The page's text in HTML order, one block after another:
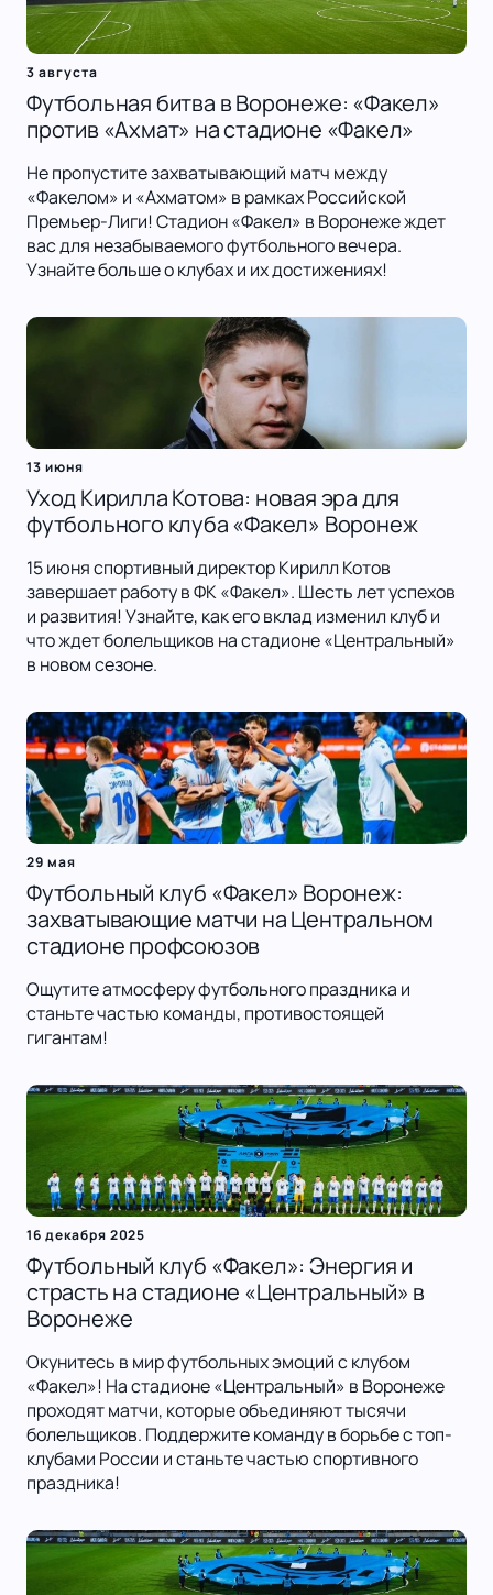
3 августа
Футбольная битва в Воронеже: «Факел»
против «Ахмат» на стадионе «Факел»
Не пропустите захватывающий матч между
«Факелом» и «Ахматом» в рамках Российской
Премьер-Лиги! Стадион «Факел» в Воронеже ждет
вас для незабываемого футбольного вечера.
Узнайте больше о клубах и их достижениях!
13 июня
Уход Кирилла Котова: новая эра для
футбольного клуба «Факел» Воронеж
15 июня спортивный директор Кирилл Котов
завершает работу в ФК «Факел». Шесть лет успехов
и развития! Узнайте, как его вклад изменил клуб и
что ждет болельщиков на стадионе «Центральный»
в новом сезоне.
29 мая
Футбольный клуб «Факел» Воронеж:
захватывающие матчи на Центральном
стадионе профсоюзов
Ощутите атмосферу футбольного праздника и
станьте частью команды, противостоящей
гигантам!
16 декабря 2025
Футбольный клуб «Факел»: Энергия и
страсть на стадионе «Центральный» в
Воронеже
Окунитесь в мир футбольных эмоций с клубом
«Факел»! На стадионе «Центральный» в Воронеже
проходят матчи, которые объединяют тысячи
болельщиков. Поддержите команду в борьбе с топ-
клубами России и станьте частью спортивного
праздника!